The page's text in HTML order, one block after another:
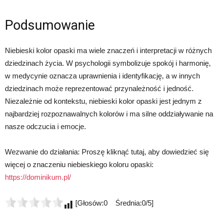
Podsumowanie
Niebieski kolor opaski ma wiele znaczeń i interpretacji w różnych
dziedzinach życia. W psychologii symbolizuje spokój i harmonię,
w medycynie oznacza uprawnienia i identyfikację, a w innych
dziedzinach może reprezentować przynależność i jedność.
Niezależnie od kontekstu, niebieski kolor opaski jest jednym z
najbardziej rozpoznawalnych kolorów i ma silne oddziaływanie na
nasze odczucia i emocje.
Wezwanie do działania: Proszę kliknąć tutaj, aby dowiedzieć się
więcej o znaczeniu niebieskiego koloru opaski:
https://dominikum.pl/
[Głosów:0 Średnia:0/5]